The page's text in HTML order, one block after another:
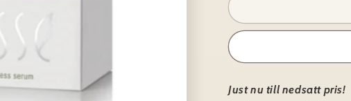
~
Ageless
~
Just nu till nedsatt pris!